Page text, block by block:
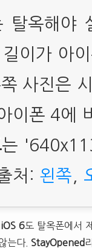
탈옥해야
이가 아
사진은
이폰 4에
는
처: 왼쪽
iOS 6도 탈옥폰에서
는다. StayOpened